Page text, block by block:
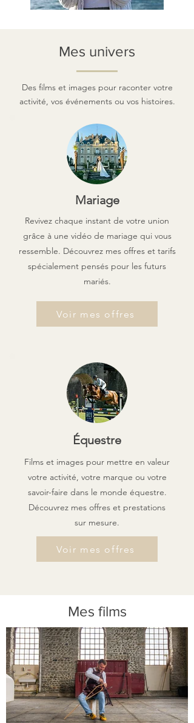
Mes univers
Des films et images pour raconter votre
activité, vos événements ou vos histoires.
Mariage
Revivez chaque instant de votre union
grâce à une vidéo de mariage qui vous
ressemble. Découvrez mes offres et tarifs
spécialement pensés pour les futurs
mariés.
Voir mes offres
Équestre
Films et images pour mettre en valeur
votre activité, votre marque ou votre
savoir-faire dans le monde équestre.
Découvrez mes offres et prestations
sur mesure.
Voir mes offres
Mes films